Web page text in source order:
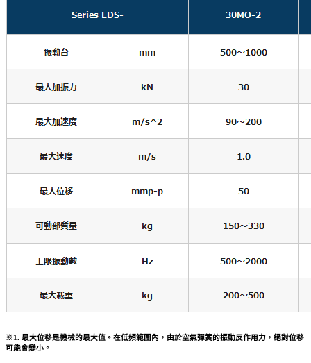
※1. 最大位移是機械的最大值。在低頻範圍內，由於空氣彈簧的振動反作用力，絕對位移
可能會變小。